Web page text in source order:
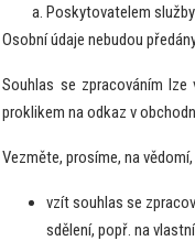
Poskytovatelem
Osobní údaje nebudou
Souhlas se zpracováním
proklikem na odkaz v
Vezměte, prosíme, na
vzít souhlas se
sdělení, popř. na